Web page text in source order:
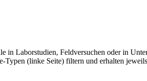
Laborstudien, Feldversuchen oder in
(linke Seite) filtern und erhalten